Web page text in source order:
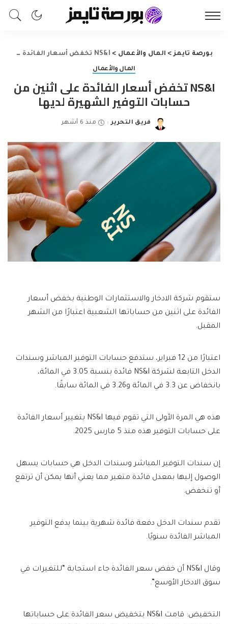
بورصة تايمز> المال والأعمال > NS&I تخفض أسعار الفائدة على اثنين من حسابات التوفير الشهيرة لديها
المال والأعمال
NS&I تخفض أسعار الفائدة على اثنين من
حسابات التوفير الشهيرة لديها
Posted
فريق التحرير منذ 6 أشهر
ستقوم شركة الادخار والاستثمارات الوطنية بخفض أسعار
الفائدة على اثنين من حساباتها الشعبية اعتبارًا من الشهر
المقبل.
اعتبارًا من 12 فبراير، ستدفع حسابات التوفير المباشر وسندات
الدخل التابعة لشركة NS&I فائدة بنسبة 3.05 في المائة،
بانخفاض عن 3.3 في المائة و3.26 في المائة سابقًا.
هذه هي المرة الأولى التي تقوم فيها NS&I بتغيير أسعار الفائدة
على حسابات التوفير هذه منذ 5 مارس 2025.
إن سندات التوفير المباشر وسندات الدخل هي حسابات يسهل
الوصول إليها بمعدل فائدة متغير مما يعني أنها يمكن أن ترتفع
أو تنخفض.
تقدم سندات الدخل دفعة فائدة شهرية بينما يدفع التوفير
المباشر الفائدة سنويًا.
وقال NS&I أن خفض سعر الفائدة جاء استجابة “للتغيرات في
سوق الادخار الأوسع”.
التخفيض: قامت NS&I بتخفيض سعر الفائدة على حساباتها